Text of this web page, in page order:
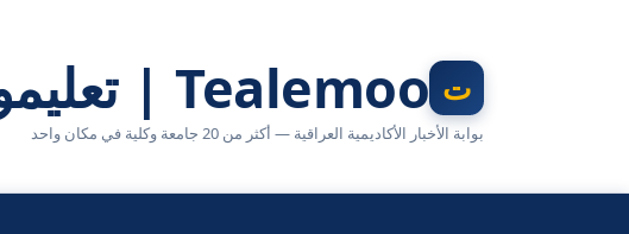
Tealemoo | تعليمو
بوابة الأخبار الأكاديمية العراقية — أكثر من 20 جامعة وكلية في مكان واحد